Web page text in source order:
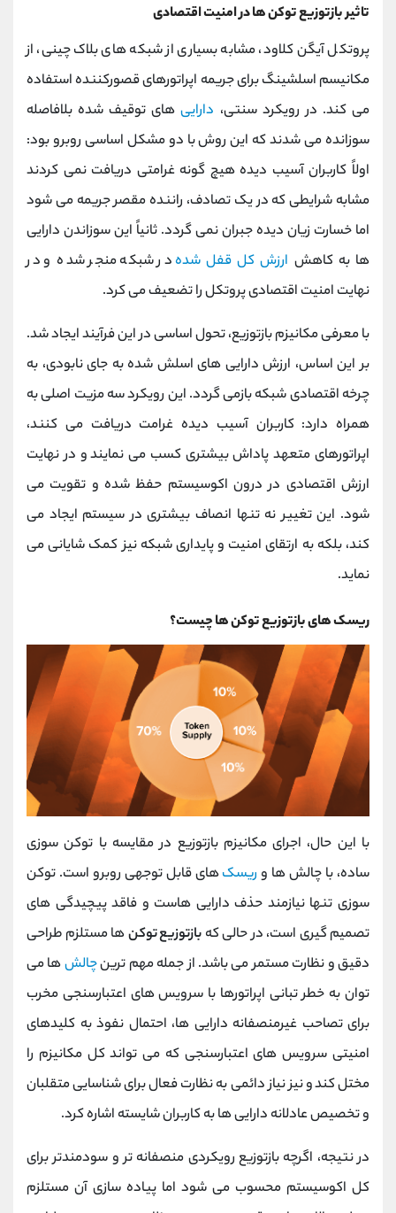
تاثیر بازتوزیع توکن ها در امنیت اقتصادی
پروتکل آیگن‌ کلاود، مشابه بسیاری از شبکه ‌های بلاک ‌چینی، از
مکانیسم اسلشینگ برای جریمه اپراتورهای قصورکننده استفاده
می‌ کند. در رویکرد سنتی، دارایی‌های توقیف ‌شده بلافاصله
سوزانده می ‌شدند که این روش با دو مشکل اساسی روبرو بود:
اولاً کاربران آسیب دیده هیچ گونه غرامتی دریافت نمی کردند
مشابه شرایطی که در یک تصادف، راننده مقصر جریمه می‌ شود
اما خسارت زیان دیده جبران نمی ‌گردد. ثانیاً این سوزاندن دارایی
‌ها به کاهش ارزش کل قفل‌ شدهدر شبکه منجر شده و در
نهایت امنیت اقتصادی پروتکل را تضعیف می‌ کرد.
با معرفی مکانیزم بازتوزیع، تحول اساسی در این فرآیند ایجاد شد.
بر این اساس، ارزش دارایی ‌های اسلش ‌شده به جای نابودی، به
چرخه اقتصادی شبکه بازمی گردد. این رویکرد سه مزیت اصلی به
همراه دارد: کاربران آسیب دیده غرامت دریافت می کنند،
اپراتورهای متعهد پاداش بیشتری کسب می ‌نمایند و در نهایت
ارزش اقتصادی در درون اکوسیستم حفظ شده و تقویت می‌
شود. این تغییر نه تنها انصاف بیشتری در سیستم ایجاد می
کند، بلکه به ارتقای امنیت و پایداری شبکه نیز کمک شایانی می
‌نماید.
ریسک های بازتوزیع توکن ها چیست؟
با این حال، اجرای مکانیزم بازتوزیع در مقایسه با توکن‌ سوزی
ساده، با چالش ‌ها و ریسک‌های قابل توجهی روبرو است. توکن
‌سوزی تنها نیازمند حذف دارایی ‌هاست و فاقد پیچیدگی ‌های
تصمیم ‌گیری است، در حالی که بازتوزیع توکنها مستلزم طراحی
دقیق و نظارت مستمر می‌ باشد. از جمله مهم‌ ترینچالش‌ها می
‌توان به خطر تبانی اپراتورها با سرویس‌ های اعتبارسنجی مخرب
برای تصاحب غیرمنصفانه دارایی ‌ها، احتمال نفوذ به کلیدهای
امنیتی سرویس ‌های اعتبارسنجی که می ‌تواند کل مکانیزم را
مختل کند و نیز نیاز دائمی به نظارت فعال برای شناسایی متقلبان
و تخصیص عادلانه دارایی‌ ها به کاربران شایسته اشاره کرد.
در نتیجه، اگرچه بازتوزیع رویکردی منصفانه ‌تر و سودمندتر برای
کل اکوسیستم محسوب می‌ شود اما پیاده ‌سازی آن مستلزم